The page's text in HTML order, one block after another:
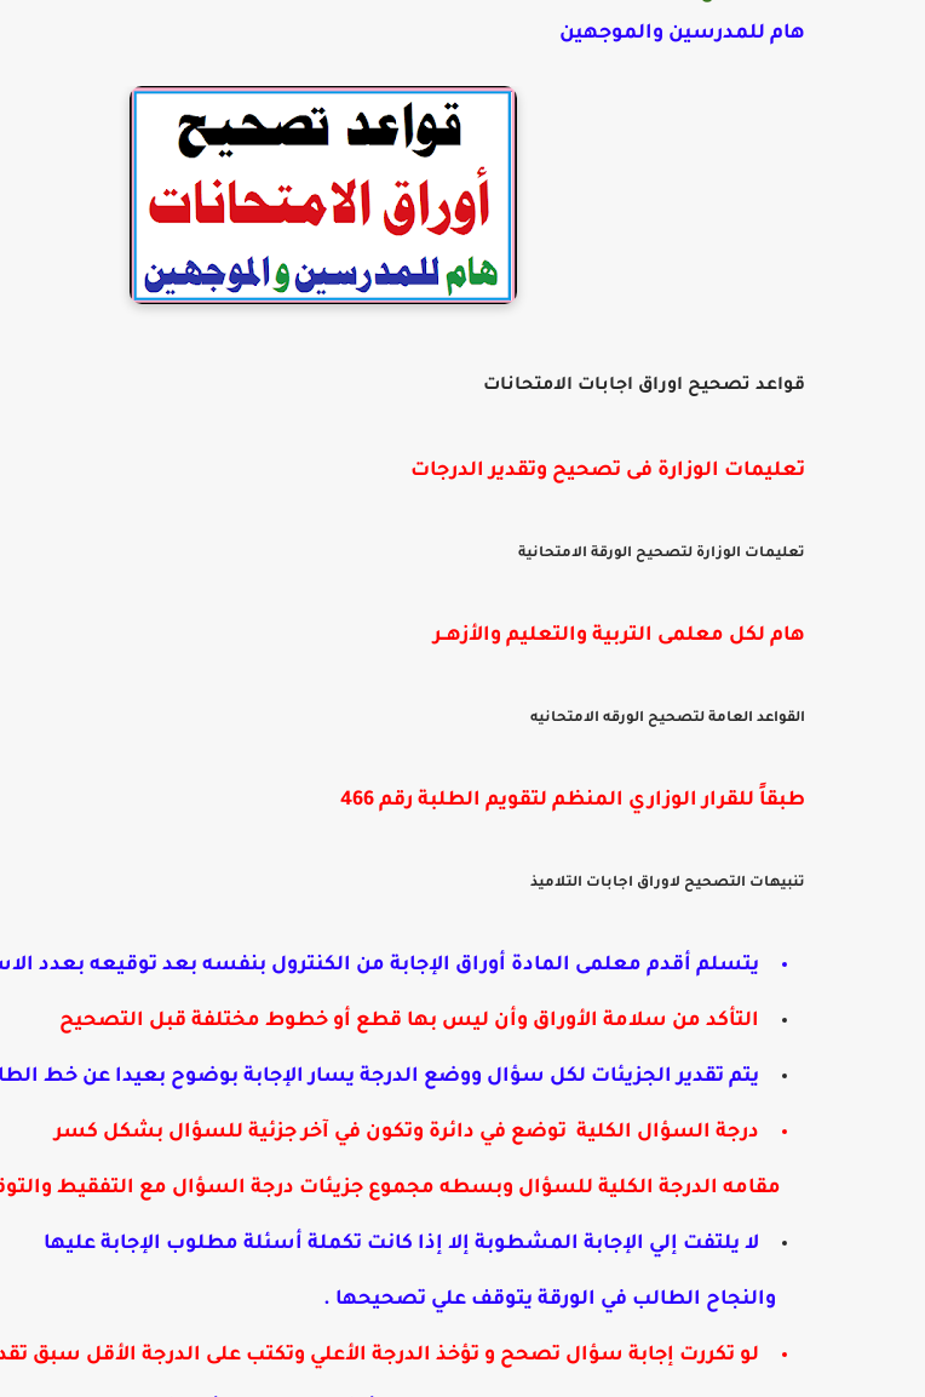
هام للمدرسين والموجهين
قواعد تصحيح اوراق اجابات الامتحانات
تعليمات الوزارة فى تصحيح وتقدير الدرجات
تعليمات الوزارة لتصحيح الورقة الامتحانية
هام لكل معلمى التربية والتعليم والأزهــر
القواعد العامة لتصحيح الورقه الامتحانيه
طبقاً للقرار الوزاري المنظم لتقويم الطلبة رقم 466
تنبيهات التصحيح لاوراق اجابات التلاميذ
يتسلم أقدم معلمى المادة أوراق الإجابة من الكنترول بنفسه بعد توقيعه بعدد
التأكد من سلامة الأوراق وأن ليس بها قطع أو خطوط مختلفة قبل التصحيح
يتم تقدير الجزيئات لكل سؤال ووضع الدرجة يسار الإجابة بوضوح بعيدا عن خط
درجة السؤال الكلية توضع في دائرة وتكون في آخر جزئية للسؤال بشكل كسر
مقامه الدرجة الكلية للسؤال وبسطه مجموع جزيئات درجة السؤال مع التفقيط
لا يلتفت إلي الإجابة المشطوبة إلا إذا كانت تكملة أسئلة مطلوب الإجابة عليها
والنجاح الطالب في الورقة يتوقف علي تصحيحها .
لو تكررت إجابة سؤال تصحح و تؤخذ الدرجة الأعلي وتكتب على الدرجة الأقل سبق